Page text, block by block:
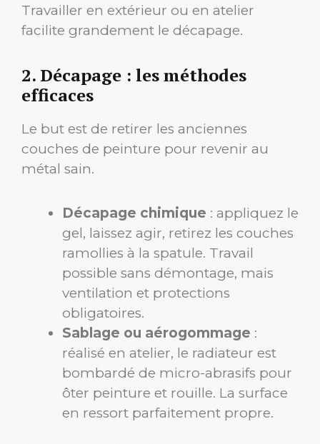
Travailler en extérieur ou en atelier
facilite grandement le décapage.
2. Décapage : les méthodes
efficaces
Le but est de retirer les anciennes
couches de peinture pour revenir au
métal sain.
Décapage chimique : appliquez le
gel, laissez agir, retirez les couches
ramollies à la spatule. Travail
possible sans démontage, mais
ventilation et protections
obligatoires.
Sablage ou aérogommage :
réalisé en atelier, le radiateur est
bombardé de micro-abrasifs pour
ôter peinture et rouille. La surface
en ressort parfaitement propre.